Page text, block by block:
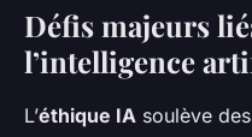
Quels sont les
posés par l'IA
actuelle ?
Défis majeurs
l’intelligence
L’éthique IA soulève des